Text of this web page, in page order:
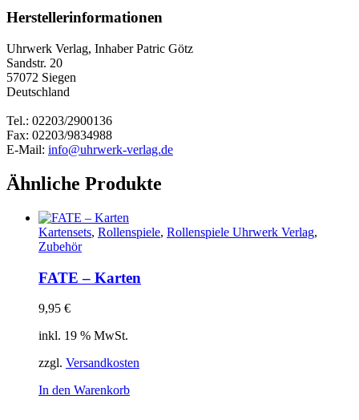
Herstellerinformationen
Uhrwerk Verlag, Inhaber Patric Götz
Sandstr. 20
57072 Siegen
Deutschland
Tel.: 02203/2900136
Fax: 02203/9834988
E-Mail: info@uhrwerk-verlag.de
Ähnliche Produkte
Kartensets, Rollenspiele, Rollenspiele Uhrwerk Verlag,
Zubehör
FATE – Karten
9,95 €
inkl. 19 % MwSt.
zzgl. Versandkosten
In den Warenkorb